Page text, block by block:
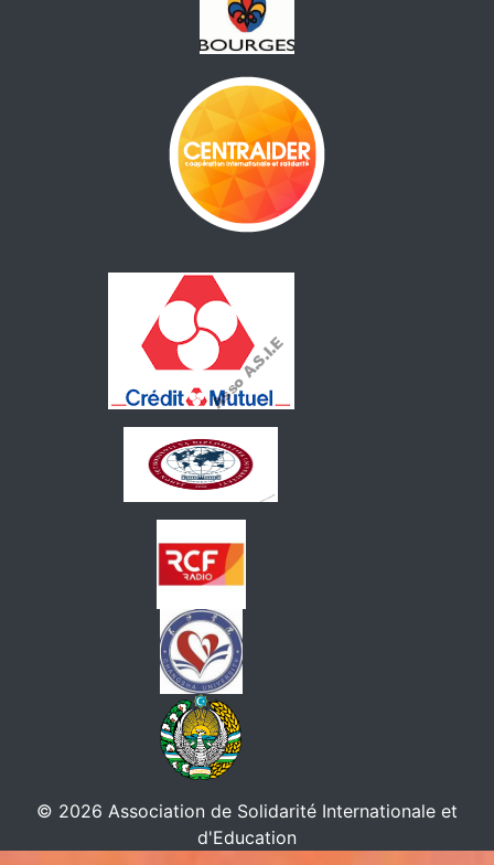
© 2026 Association de Solidarité Internationale et
d'Education